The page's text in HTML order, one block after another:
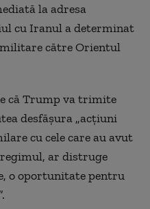
la adresa
cu Iranul a determinat
către Orientul
că Trump va trimite
desfășura „acțiuni
cu cele care au avut
regimul, ar distruge
o oportunitate pentru